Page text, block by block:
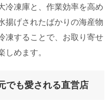
冷凍庫と、作業効率を高め
揚げされたばかりの海産物
凍することで、お取り寄せ
しめます。
でも愛される直営店